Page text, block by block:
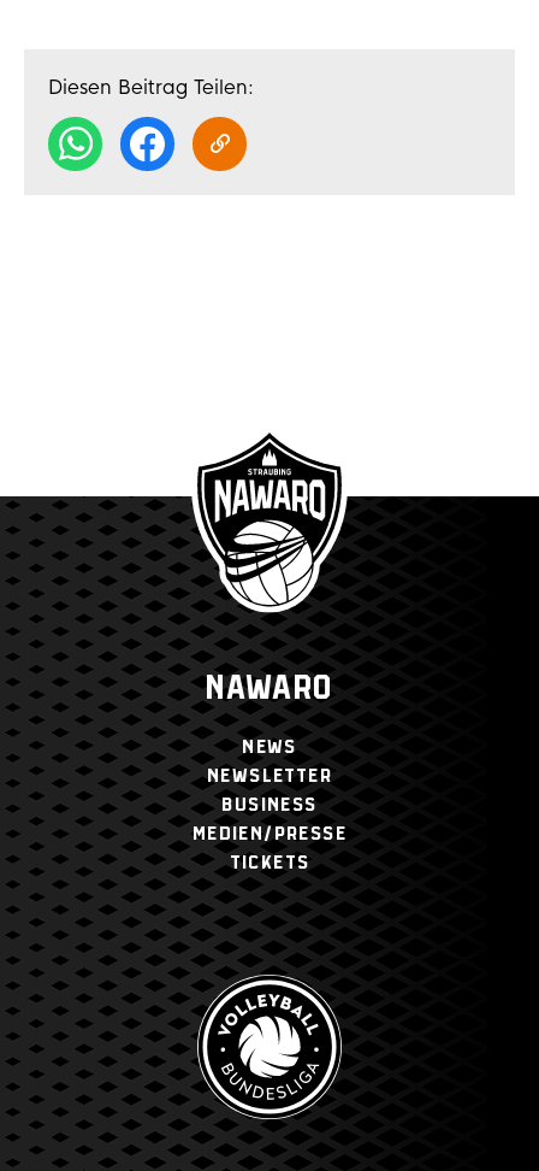
Diesen Beitrag Teilen:
NAWARO
NEWS
NEWSLETTER
BUSINESS
MEDIEN/PRESSE
TICKETS